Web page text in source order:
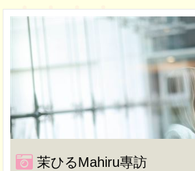
茉ひるMahiru專訪